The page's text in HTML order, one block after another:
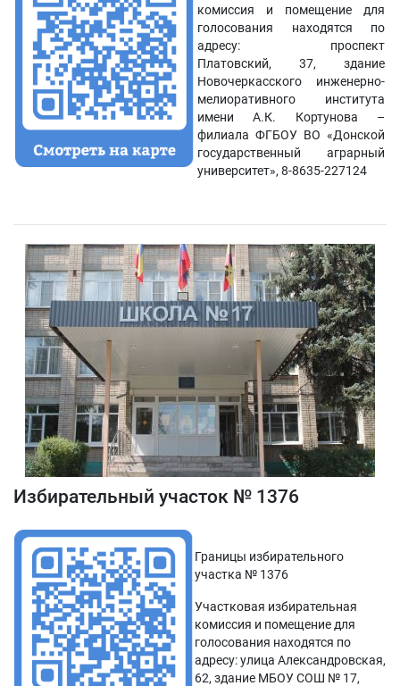
комиссия и помещение для
голосования находятся по
адресу: проспект
Платовский, 37, здание
Новочеркасского инженерно-
мелиоративного института
имени А.К. Кортунова –
филиала ФГБОУ ВО «Донской
государственный аграрный
университет», 8-8635-227124
Избирательный участок № 1376
Границы избирательного
участка № 1376
Участковая избирательная
комиссия и помещение для
голосования находятся по
адресу: улица Александровская,
62, здание МБОУ СОШ № 17,